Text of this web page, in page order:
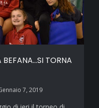
BEFANA…SI TORNA
7, 2019